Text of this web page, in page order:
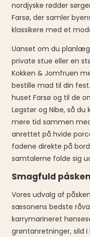
nordjyske rødder
Farsø, der samler
klassikere med et
Uanset om du
private stue eller en
Kokken & Jomfruen
bestille mad til din
huset Farsø og til de
Løgstør og Nibe, så
mere tid sammen
anrettet på hvide
fadene direkte på
samtalerne folde sig
Smagfuld
Vores udvalg af
sæsonens bedste
karrymarineret
grøntanretninger, sild i